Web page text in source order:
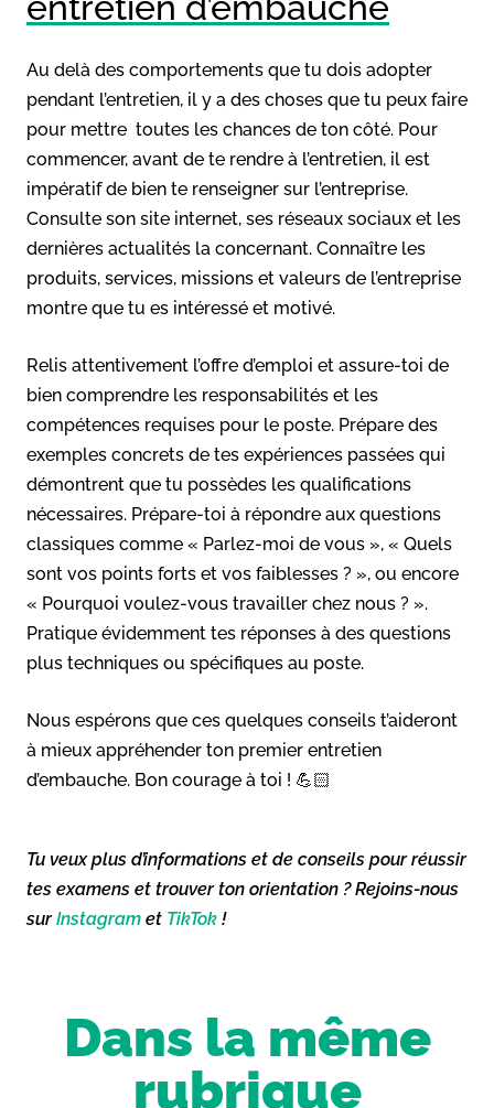
Au delà des comportements que tu dois adopter
pendant l’entretien, il y a des choses que tu peux faire
pour mettre toutes les chances de ton côté. Pour
commencer, avant de te rendre à l’entretien, il est
impératif de bien te renseigner sur l’entreprise.
Consulte son site internet, ses réseaux sociaux et les
dernières actualités la concernant. Connaître les
produits, services, missions et valeurs de l’entreprise
montre que tu es intéressé et motivé.
Relis attentivement l’offre d’emploi et assure-toi de
bien comprendre les responsabilités et les
compétences requises pour le poste. Prépare des
exemples concrets de tes expériences passées qui
démontrent que tu possèdes les qualifications
nécessaires. Prépare-toi à répondre aux questions
classiques comme « Parlez-moi de vous », « Quels
sont vos points forts et vos faiblesses ? », ou encore
« Pourquoi voulez-vous travailler chez nous ? ».
Pratique évidemment tes réponses à des questions
plus techniques ou spécifiques au poste.
Nous espérons que ces quelques conseils t’aideront
à mieux appréhender ton premier entretien
d’embauche. Bon courage à toi ! 💪🏻
Tu veux plus d’informations et de conseils pour réussir
tes examens et trouver ton orientation ? Rejoins-nous
surInstagram et TikTok !
Dans la même
rubrique